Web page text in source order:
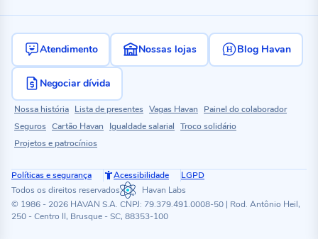
Atendimento Nossas lojas Blog Havan
Negociar dívida
Nossa história Lista de presentes Vagas Havan
Painel do colaborador
Seguros Cartão Havan Igualdade salarial Troco solidário
Projetos e patrocínios
Políticas e segurança Acessibilidade
LGPD
Todos os direitos reservados
Havan Labs
© 1986 - 2026 HAVAN S.A. CNPJ: 79.379.491.0008-50 | Rod. Antônio Heil,
250 - Centro II, Brusque - SC, 88353-100